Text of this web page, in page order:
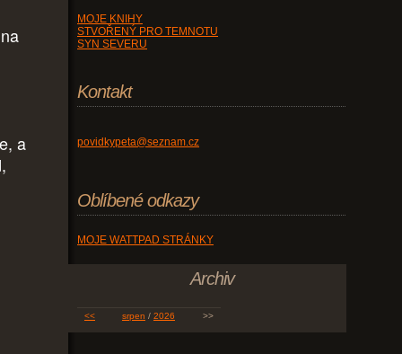
a
MOJE KNIHY
STVOŘENÝ PRO TEMNOTU
SYN SEVERU
Kontakt
povidkypeta@seznam.cz
Oblíbené odkazy
MOJE WATTPAD STRÁNKY
Archiv
<< srpen / 2026 >>